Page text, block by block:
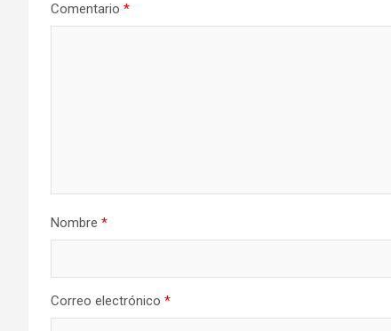
Comentario *
Nombre *
Correo electrónico *